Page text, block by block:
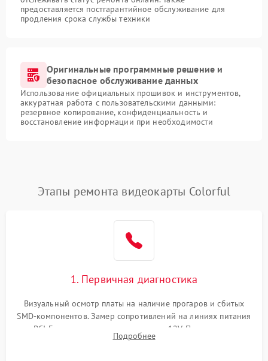
предоставляется постгарантийное обслуживание для
продления срока службы техники
Оригинальные программные решение и
безопасное обслуживание данных
Использование официальных прошивок и инструментов,
аккуратная работа с пользовательскими данными:
резервное копирование, конфиденциальность и
восстановление информации при необходимости
Этапы ремонта видеокарты Colorful
1. Первичная диагностика
Визуальный осмотр платы на наличие прогаров и сбитых
SMD-компонентов. Замер сопротивлений на линиях питания
PCI-E и дополнительных разъемах 12V. Проверка на
короткое замыкание основных дросселей питания GPU и
Подробнее